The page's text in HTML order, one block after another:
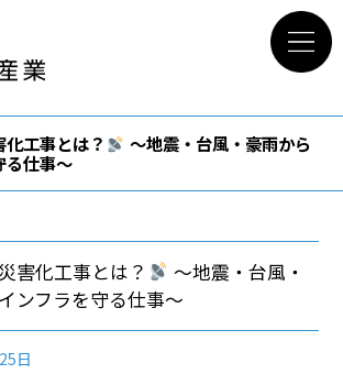
工事とは？
〜地震・台風・豪雨から
る仕事〜
害化工事とは？
〜地震・台風・
ンフラを守る仕事〜
日